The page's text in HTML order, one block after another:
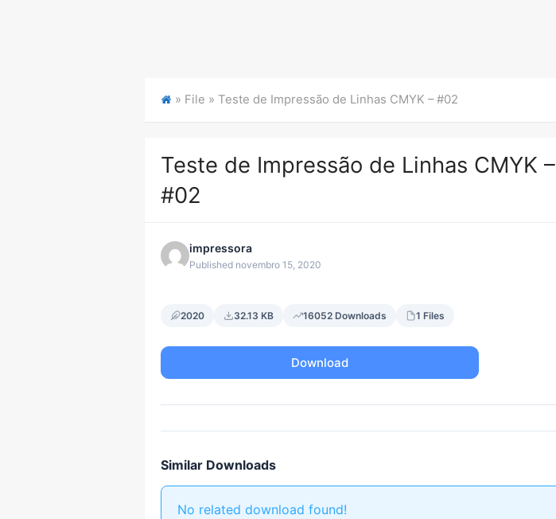
» File » Teste de Impressão de Linhas CMYK – #02
Teste de Impressão de Linhas CMYK –
#02
impressora
Published novembro 15, 2020
2020 32.13 KB 16052 Downloads 1 Files
Download
Similar Downloads
No related download found!